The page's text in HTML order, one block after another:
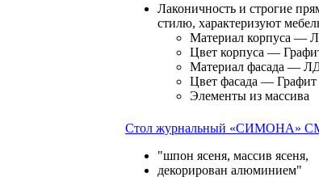
Лаконичность и строгие
стилю, характеризуют
Материал корпуса —
Цвет корпуса —
Материал фасада —
Цвет фасада —
Элементы из массива
Стол журнальный «СИМОНА»
"шпон ясеня, массив ясеня,
декорирован алюминием"